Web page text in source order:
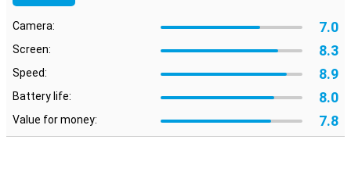
Camera: 7.0
Screen: 8.3
Speed: 8.9
Battery life: 8.0
Value for money: 7.8